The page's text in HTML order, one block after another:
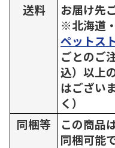
送料
お届け先
※北海道
ペットス
ごとのご
込）以上
はござい
く）
同梱等
この商品は
同梱可能で